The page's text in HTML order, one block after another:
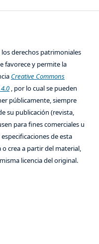
derechos patrimoniales
favorece y permite la
Creative Commons
, por lo cual se pueden
públicamente, siempre
su publicación (revista,
para fines comerciales u
de esta
o crea a partir del material,
licencia del original.